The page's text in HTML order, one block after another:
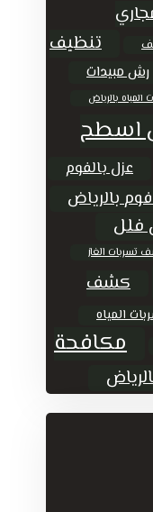
تنظيف
رش مبيدات
بالرياض
اسطح
عزل بالفوم
بالرياض
تسربات الغاز
كشف
المياه
مكافحة